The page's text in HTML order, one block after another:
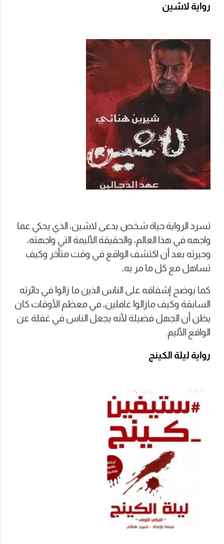
رواية لاشين
تسرد الرواية حياة شخص يدعى لاشين، الذي يحكي عما
واجهه في هذا العالم، والحقيقة الأليمة التي واجهته،
وحيرته بعد أن اكتشف الواقع في وقت متأخر وكيف
تساهل مع كل ما مر به،
كما يوضح إشفاقه على الناس الذين ما زالوا في دائرته
السابقة وكيف مازالوا غافلين، في معظم الأوقات كان
يظن أن الجهل فضيلة لأنه يجعل الناس في غفلة عن
الواقع الأليم.
رواية ليلة الكينج